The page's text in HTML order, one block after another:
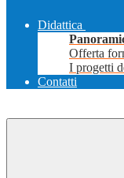
Didattica
Offerta
I progetti
Contatti